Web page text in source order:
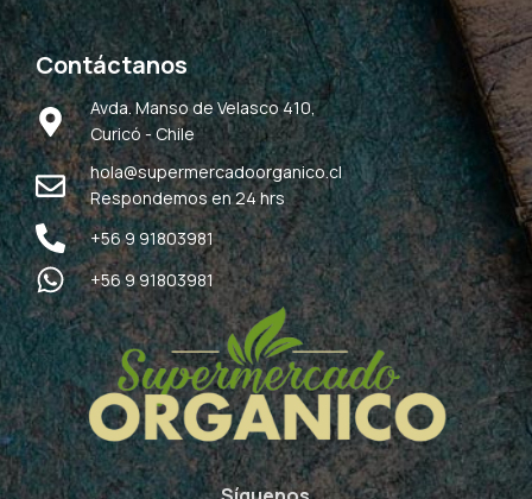
Contáctanos
Avda. Manso de Velasco 410,
Curicó - Chile
hola@supermercadoorganico.cl
Respondemos en 24 hrs
+56 9 91803981
+56 9 91803981